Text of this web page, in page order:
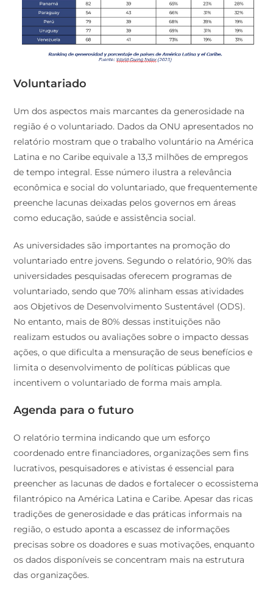
Voluntariado
Um dos aspectos mais marcantes da generosidade na
região é o voluntariado. Dados da ONU apresentados no
relatório mostram que o trabalho voluntário na América
Latina e no Caribe equivale a 13,3 milhões de empregos
de tempo integral. Esse número ilustra a relevância
econômica e social do voluntariado, que frequentemente
preenche lacunas deixadas pelos governos em áreas
como educação, saúde e assistência social.
As universidades são importantes na promoção do
voluntariado entre jovens. Segundo o relatório, 90% das
universidades pesquisadas oferecem programas de
voluntariado, sendo que 70% alinham essas atividades
aos Objetivos de Desenvolvimento Sustentável (ODS).
No entanto, mais de 80% dessas instituições não
realizam estudos ou avaliações sobre o impacto dessas
ações, o que dificulta a mensuração de seus benefícios e
limita o desenvolvimento de políticas públicas que
incentivem o voluntariado de forma mais ampla.
Agenda para o futuro
O relatório termina indicando que um esforço
coordenado entre financiadores, organizações sem fins
lucrativos, pesquisadores e ativistas é essencial para
preencher as lacunas de dados e fortalecer o ecossistema
filantrópico na América Latina e Caribe. Apesar das ricas
tradições de generosidade e das práticas informais na
região, o estudo aponta a escassez de informações
precisas sobre os doadores e suas motivações, enquanto
os dados disponíveis se concentram mais na estrutura
das organizações.